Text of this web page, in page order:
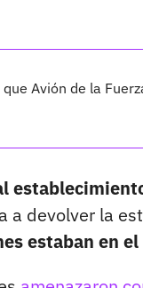
Avión de la
a devolver la
estaban en el